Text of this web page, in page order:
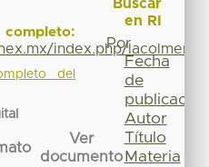
index.php/
del
Ver
documento
Buscar
en RI
Por
Fecha
de
publicación
Autor
Título
Materia